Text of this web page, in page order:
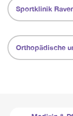
Sportklinik
Orthopädische